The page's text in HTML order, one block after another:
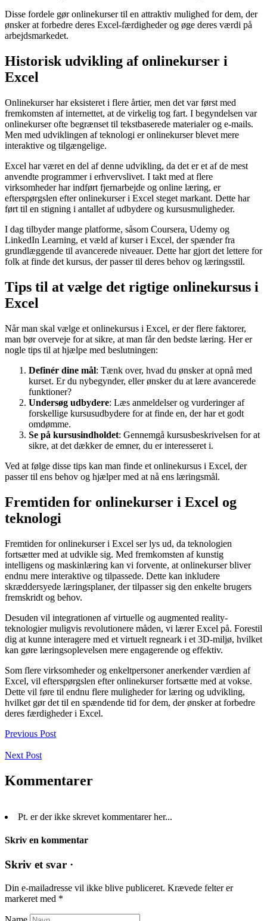
Disse fordele gør onlinekurser til en attraktiv mulighed for dem, der
ønsker at forbedre deres Excel-færdigheder og øge deres værdi på
arbejdsmarkedet.
Historisk udvikling af onlinekurser i
Excel
Onlinekurser har eksisteret i flere årtier, men det var først med
fremkomsten af internettet, at de virkelig tog fart. I begyndelsen var
onlinekurser ofte begrænset til tekstbaserede materialer og e-mails.
Men med udviklingen af teknologi er onlinekurser blevet mere
interaktive og tilgængelige.
Excel har været en del af denne udvikling, da det er et af de mest
anvendte programmer i erhvervslivet. I takt med at flere
virksomheder har indført fjernarbejde og online læring, er
efterspørgslen efter onlinekurser i Excel steget markant. Dette har
ført til en stigning i antallet af udbydere og kursusmuligheder.
I dag tilbyder mange platforme, såsom Coursera, Udemy og
LinkedIn Learning, et væld af kurser i Excel, der spænder fra
grundlæggende til avancerede niveauer. Dette har gjort det lettere for
folk at finde det kursus, der passer til deres behov og læringsstil.
Tips til at vælge det rigtige onlinekursus i
Excel
Når man skal vælge et onlinekursus i Excel, er der flere faktorer,
man bør overveje for at sikre, at man får den bedste læring. Her er
nogle tips til at hjælpe med beslutningen:
Definér dine mål: Tænk over, hvad du ønsker at opnå med
kurset. Er du nybegynder, eller ønsker du at lære avancerede
funktioner?
Undersøg udbydere: Læs anmeldelser og vurderinger af
forskellige kursusudbydere for at finde en, der har et godt
omdømme.
Se på kursusindholdet: Gennemgå kursusbeskrivelsen for at
sikre, at det dækker de emner, du er interesseret i.
Ved at følge disse tips kan man finde et onlinekursus i Excel, der
passer til ens behov og hjælper med at nå ens læringsmål.
Fremtiden for onlinekurser i Excel og
teknologi
Fremtiden for onlinekurser i Excel ser lys ud, da teknologien
fortsætter med at udvikle sig. Med fremkomsten af kunstig
intelligens og maskinlæring kan vi forvente, at onlinekurser bliver
endnu mere interaktive og tilpassede. Dette kan inkludere
skræddersyede læringsplaner, der tilpasser sig den enkelte brugers
fremskridt og behov.
Desuden vil integrationen af virtuelle og augmented reality-
teknologier muligvis revolutionere måden, vi lærer Excel på. Forestil
dig at kunne interagere med et virtuelt regneark i et 3D-miljø, hvilket
kan gøre læringsoplevelsen mere engagerende og effektiv.
Som flere virksomheder og enkeltpersoner anerkender værdien af
Excel, vil efterspørgslen efter onlinekurser fortsætte med at vokse.
Dette vil føre til endnu flere muligheder for læring og udvikling,
hvilket gør det til en spændende tid for dem, der ønsker at forbedre
deres færdigheder i Excel.
Previous Post
Next Post
Kommentarer
Pt. er der ikke skrevet kommentarer her...
Skriv en kommentar
Skriv et svar ·
Din e-mailadresse vil ikke blive publiceret. Krævede felter er
markeret med *